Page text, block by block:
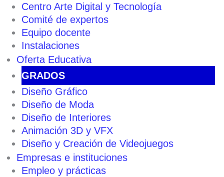
Centro Arte Digital y Tecnología
Comité de expertos
Equipo docente
Instalaciones
Oferta Educativa
GRADOS
Diseño Gráfico
Diseño de Moda
Diseño de Interiores
Animación 3D y VFX
Diseño y Creación de Videojuegos
Empresas e instituciones
Empleo y prácticas